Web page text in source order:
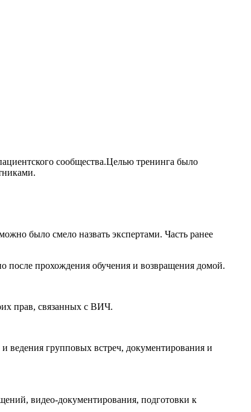
сообщества.Целью тренинга было
было смело назвать экспертами. Часть ранее
после прохождения обучения и возвращения домой.
прав, связанных с ВИЧ.
ведения групповых встреч, документирования и
видео-документирования, подготовки к